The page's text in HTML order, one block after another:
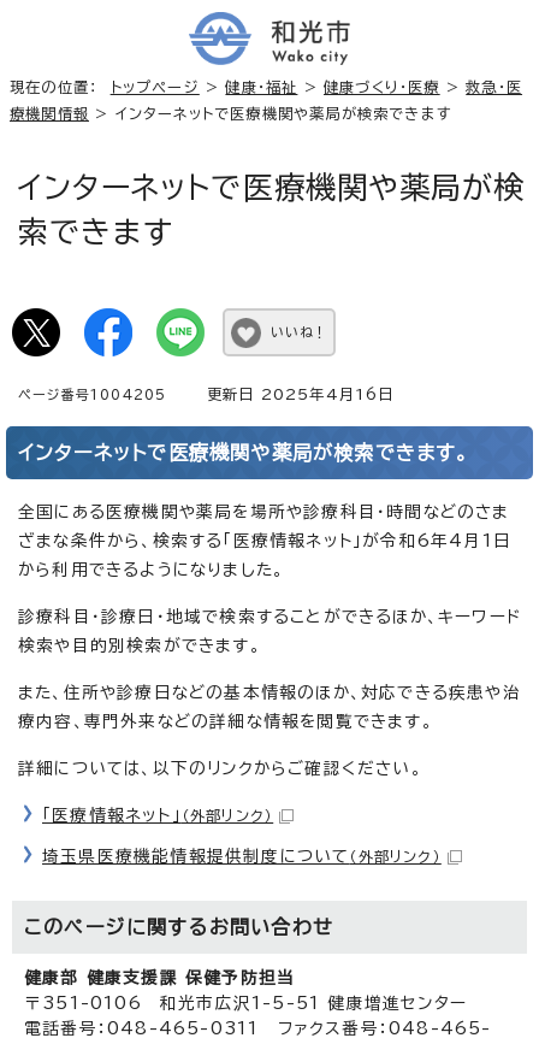
現在の位置： トップページ >健康・福祉 >健康づくり・医療 >救急・医
療機関情報 > インターネットで医療機関や薬局が検索できます
インターネットで医療機関や薬局が検
索できます
いいね！
ページ番号1004205 更新日 2025年4月16日
インターネットで医療機関や薬局が検索できます。
全国にある医療機関や薬局を場所や診療科目・時間などのさま
ざまな条件から、検索する「医療情報ネット」が令和6年4月1日
から利用できるようになりました。
診療科目・診療日・地域で検索することができるほか、キーワード
検索や目的別検索ができます。
また、住所や診療日などの基本情報のほか、対応できる疾患や治
療内容、専門外来などの詳細な情報を閲覧できます。
詳細については、以下のリンクからご確認ください。
「医療情報ネット」 （外部リンク）
埼玉県医療機能情報提供制度について （外部リンク）
このページに関する お問い合わせ
健康部 健康支援課 保健予防担当
〒351-0106 和光市広沢1-5-51 健康増進センター
電話番号：048-465-0311 ファクス番号：048-465-